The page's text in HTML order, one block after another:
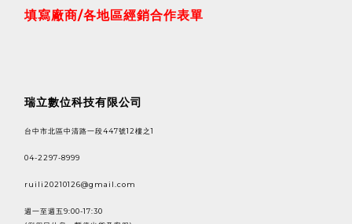
填寫廠商/各地區經銷合作表單
瑞立數位科技有限公司
台中市北區中清路一段447號12樓之1
04-2297-8999
ruili20210126@gmail.com
週一至週五9:00-17:30